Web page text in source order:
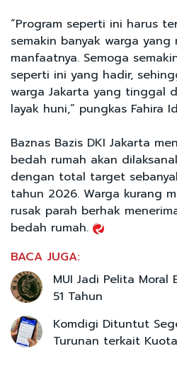
“Program seperti ini harus
semakin banyak warga yang
manfaatnya. Semoga
seperti ini yang hadir,
warga Jakarta yang tinggal
layak huni,” pungkas Fahira
Baznas Bazis DKI Jakarta
bedah rumah akan
dengan total target
tahun 2026. Warga kurang
rusak parah berhak
bedah rumah.
BACA JUGA:
MUI Jadi Pelita Moral
51 Tahun
Komdigi Dituntut
Turunan terkait